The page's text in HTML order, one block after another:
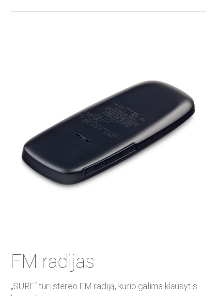
FM radijas
„SURF“ turi stereo FM radiją, kurio galima klausytis